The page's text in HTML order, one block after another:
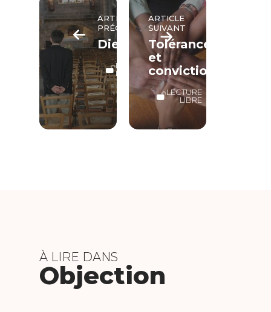
ARTICLE
PRÉCÉDENT
Dieu
LECTURE
LIBRE
ARTICLE
SUIVANT
Tolérance
et
conviction
LECTURE
LIBRE
À LIRE DANS
Objection